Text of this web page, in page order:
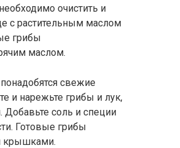
очистить и
с растительным маслом
грибы
маслом.
свежие
и нарежьте грибы и лук,
Добавьте соль и специи
Готовые грибы
крышками.